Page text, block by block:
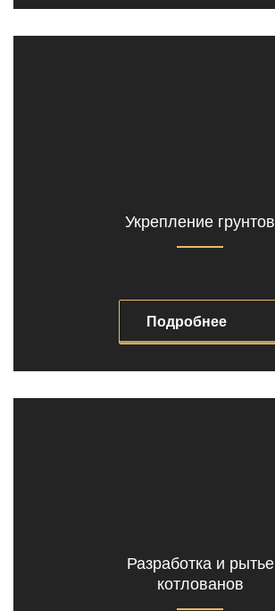
Укрепление грунтов
Подробнее
Разработка и рытье
котлованов